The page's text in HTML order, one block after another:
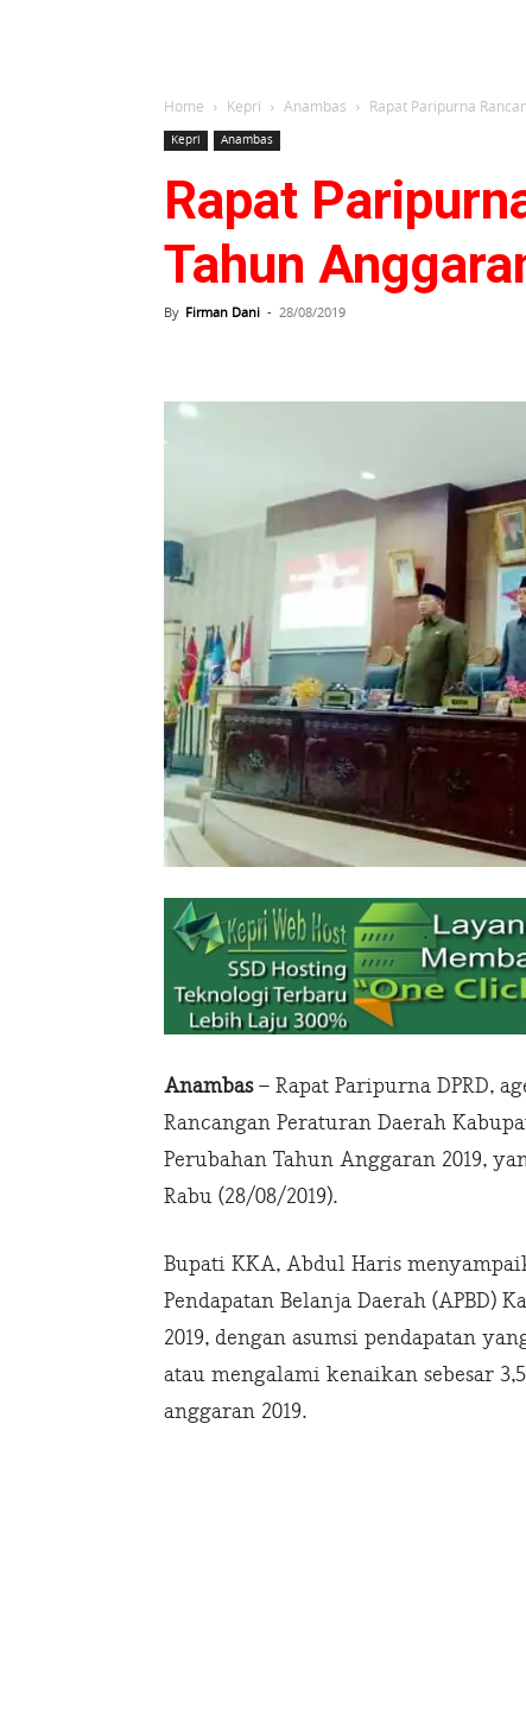
Home Kepri Anambas Rapat Paripurna
Kepri Anambas
Rapat
Tahun
By Firman Dani - 28/08/2019
Anambas– Rapat Paripurna DPRD,
Rancangan Peraturan Daerah
Perubahan Tahun Anggaran 2019,
Rabu (28/08/2019).
Bupati KKA, Abdul Haris
Pendapatan Belanja Daerah (APBD)
2019, dengan asumsi pendapatan
atau mengalami kenaikan sebesar
anggaran 2019.